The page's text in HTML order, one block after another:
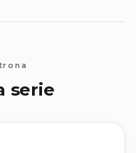
serie